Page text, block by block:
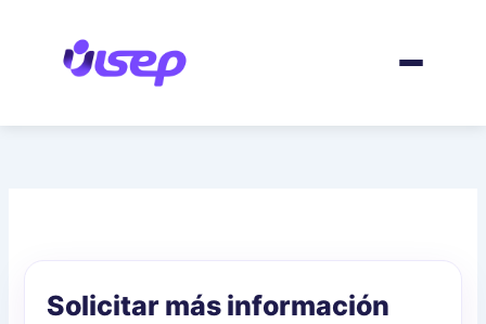
contenido
Solicitar más información